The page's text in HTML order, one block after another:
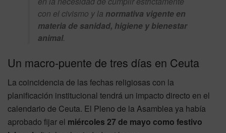
con el civismo y la normativa vigente en
materia de sanidad, higiene y bienestar
animal.
Un macro-puente de tres días en Ceuta
La coincidencia de las fechas religiosas con la
planificación institucional tendrá un impacto directo en el
calendario de Ceuta. El Pleno de la Asamblea ya había
aprobado fijar el miércoles 27 de mayo como festivo